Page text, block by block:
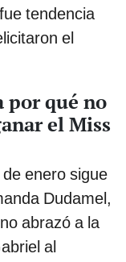
tendencia
el
por qué no
el Miss
enero sigue
Dudamel,
abrazó a la
al